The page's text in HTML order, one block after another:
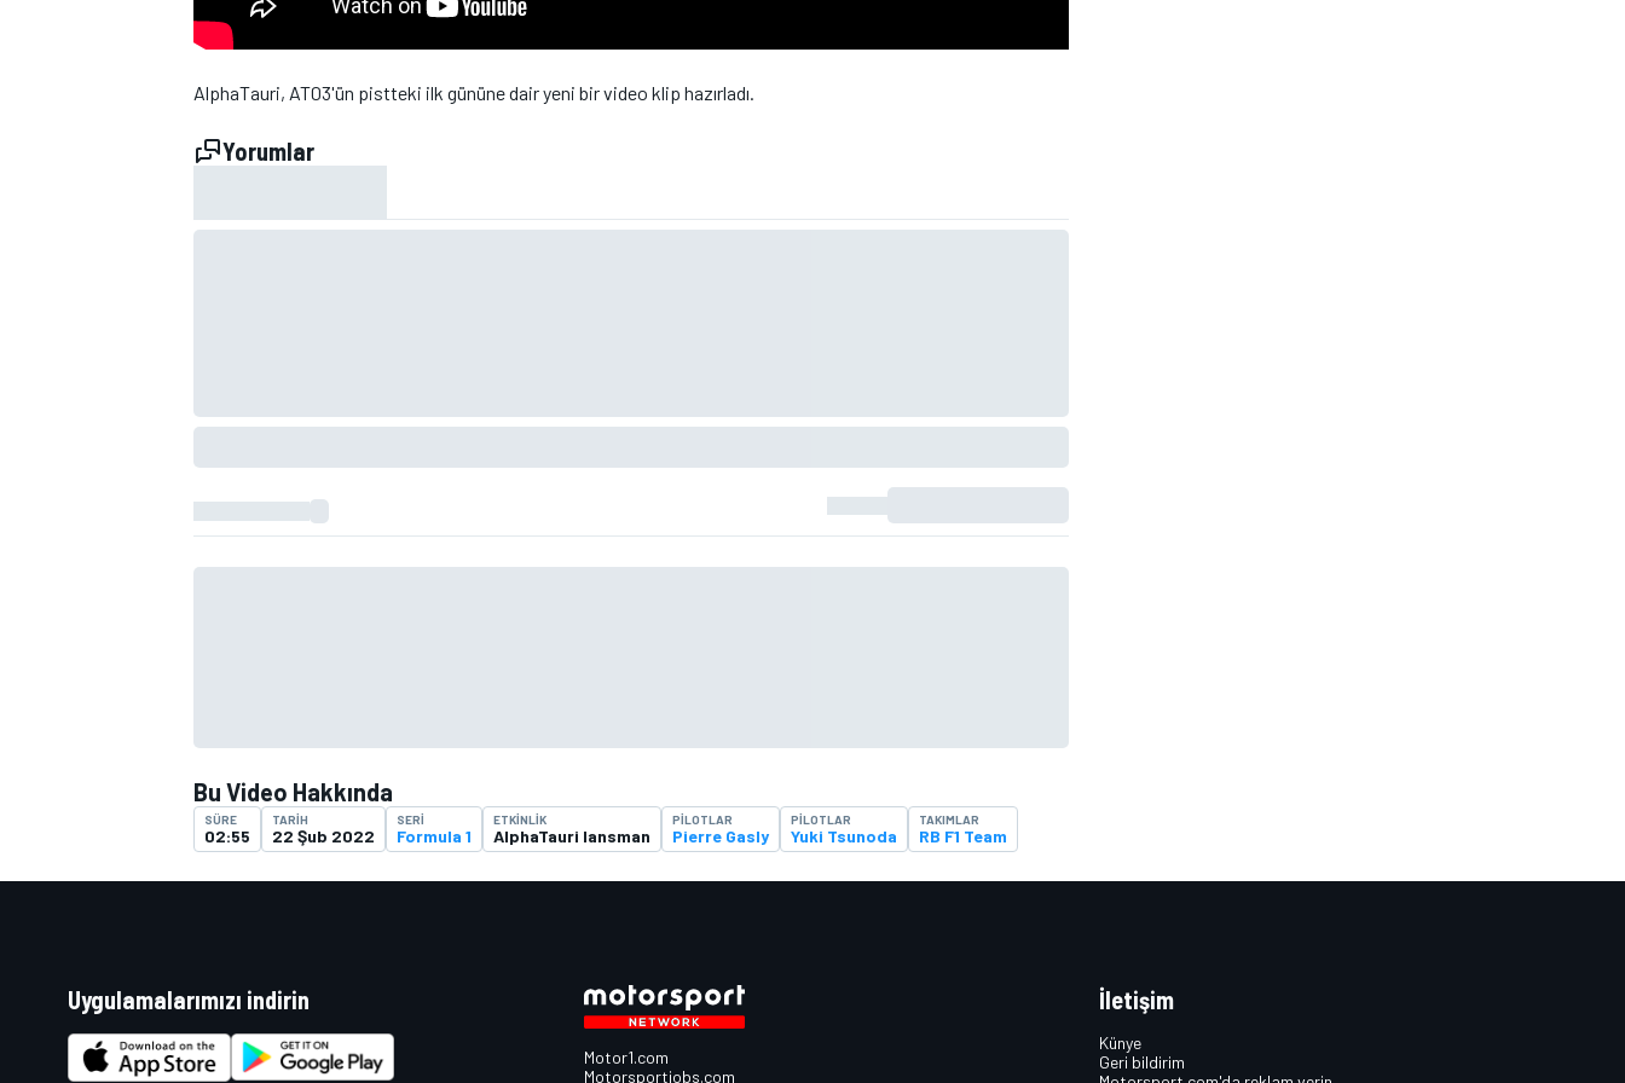
WRC
AlphaTauri, AT03'ün pistteki ilk gününe dair yeni bir video klip hazırladı.
Yorumlar
Bu Video Hakkında
SÜRE
02:55
TARIH
22 Şub 2022
SERI
Formula 1
ETKINLIK
AlphaTauri lansman
PILOTLAR
Pierre Gasly
PILOTLAR
Yuki Tsunoda
TAKIMLAR
RB F1 Team
Uygulamalarımızı indirin
Motor1.com
Motorsportjobs.com
İletişim
Künye
Geri bildirim